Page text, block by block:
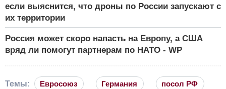
если выяснится, что дроны по России запускают с
их территории
Россия может скоро напасть на Европу, а США
вряд ли помогут партнерам по НАТО - WP
Темы: Евросоюз Германия посол РФ